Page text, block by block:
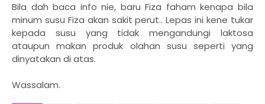
Bila dah baca info nie, baru Fiza faham kenapa bila
minum susu Fiza akan sakit perut.. Lepas ini kene tukar
kepada susu yang tidak mengandungi laktosa
ataupun makan produk olahan susu seperti yang
dinyatakan di atas.
Wassalam.